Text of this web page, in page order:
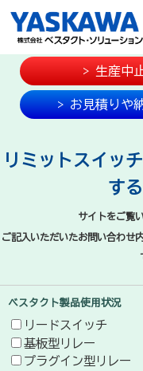
> 生産中
> お見積りや
リミットスイッ
す
サイトをご覧
ご記入いただいたお問い合わせ
ベスタクト製品使用状況
リードスイッチ
基板型リレー
プラグイン型リレー